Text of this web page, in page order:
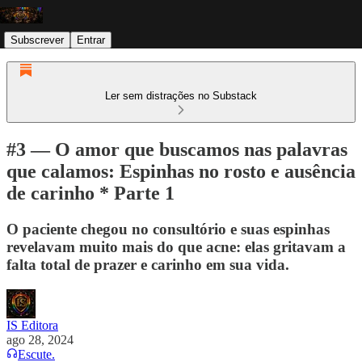
Subscrever Entrar
Ler sem distrações no Substack
#3 — O amor que buscamos nas palavras
que calamos: Espinhas no rosto e ausência
de carinho * Parte 1
O paciente chegou no consultório e suas espinhas
revelavam muito mais do que acne: elas gritavam a
falta total de prazer e carinho em sua vida.
IS Editora
ago 28, 2024
Escute.